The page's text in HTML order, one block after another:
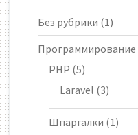
Без рубрики (1)
Программирование
PHP (5)
Laravel (3)
Шпаргалки (1)